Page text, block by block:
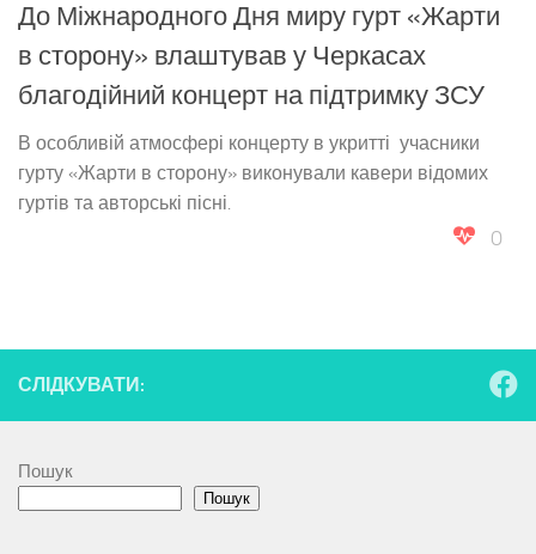
До Міжнародного Дня миру гурт «Жарти
в сторону» влаштував у Черкасах
благодійний концерт на підтримку ЗСУ
В особливій атмосфері концерту в укритті учасники
гурту «Жарти в сторону» виконували кавери відомих
гуртів та авторські пісні.
0
СЛІДКУВАТИ:
Пошук
Пошук